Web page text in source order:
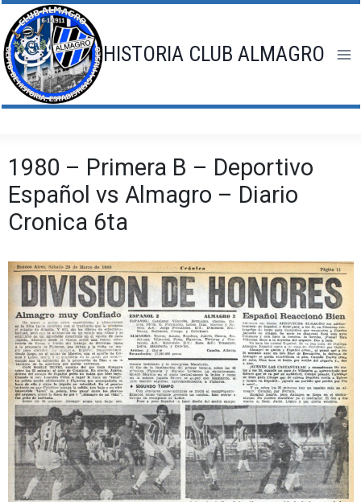
Saltar
al
contenido
HISTORIA CLUB ALMAGRO
1980 – Primera B – Deportivo
Español vs Almagro – Diario
Cronica 6ta